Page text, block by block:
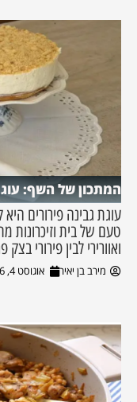
המתכון של השף:
עוגת גבינה פירורים
טעם של בית וזיכרונות
ואוורירי לבין פירורי
מירב בן יאיר אוגוסט 4, 2026